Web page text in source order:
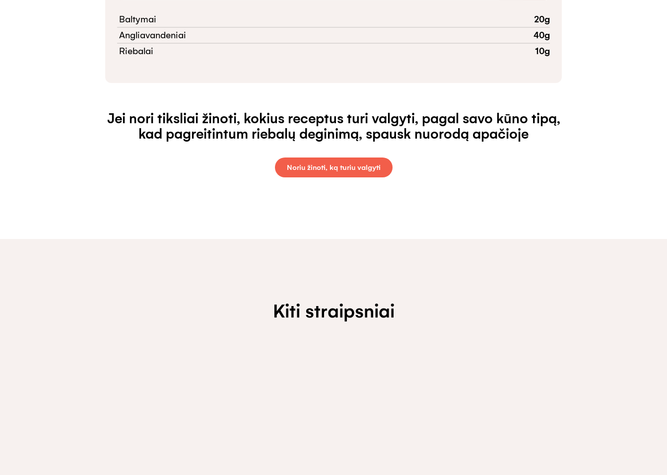
Baltymai 20g
Angliavandeniai
40g
Riebalai
10g
Jei nori tiksliai žinoti, kokius receptus turi valgyti, pagal savo kūno tipą,
kad pagreitintum riebalų deginimą, spausk nuorodą apačioje
Noriu žinoti, ką turiu valgyti
Kiti straipsniai